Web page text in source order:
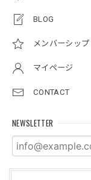
BLOG
メンバーシップ
マイページ
CONTACT
NEWSLETTER